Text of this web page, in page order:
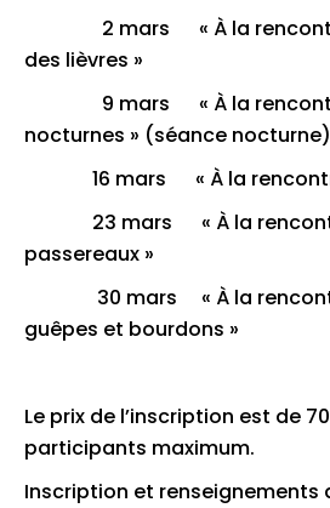
2 mars « À la rencontre
des lièvres »
9 mars « À la
nocturnes » (séance
16 mars « À la
23 mars « À la
passereaux »
30 mars « À la
guêpes et bourdons »
Le prix de l’inscription est de
participants maximum.
Inscription et renseignements